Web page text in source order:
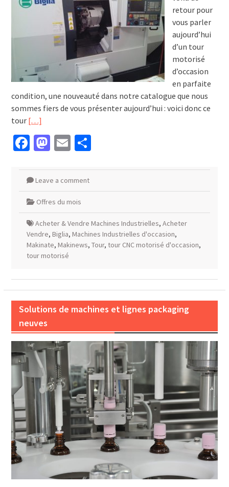
retour pour
vous parler
aujourd’hui
d’un tour
motorisé
d’occasion
en parfaite
condition, une nouveauté dans notre catalogue que nous
sommes fiers de vous présenter aujourd’hui : voici donc ce
tour […]
Facebook
Mastodon
EmailPartager
Leave a comment
Offres du mois
Acheter & Vendre Machines Industrielles, Acheter
Vendre, Biglia, Machines Industrielles d'occasion,
Makinate, Makinews, Tour, tour CNC motorisé d'occasion,
tour motorisé
Solutions de machines et lignes packaging
neuves